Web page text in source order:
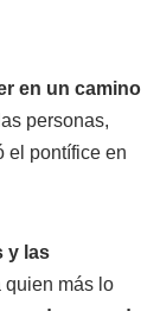
en un camino
personas,
el pontífice en
y las
quien más lo